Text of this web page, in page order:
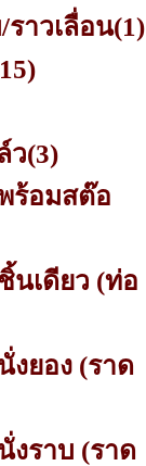
าวเลื่อน(1)
ว(3)
ร้อมสต๊อ
เดียว (ท่อ
ยอง (ราด
ราบ (ราด